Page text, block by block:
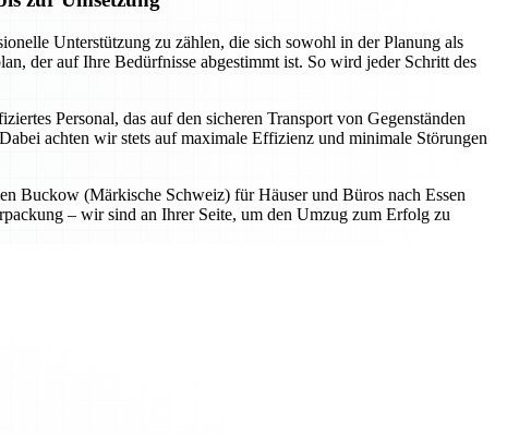
Unterstützung zu zählen, die sich sowohl in der Planung als
der auf Ihre Bedürfnisse abgestimmt ist. So wird jeder Schritt des
Personal, das auf den sicheren Transport von Gegenständen
achten wir stets auf maximale Effizienz und minimale Störungen
Buckow (Märkische Schweiz) für Häuser und Büros nach Essen
– wir sind an Ihrer Seite, um den Umzug zum Erfolg zu